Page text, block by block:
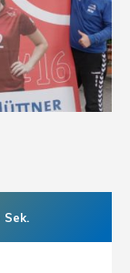
Sek.